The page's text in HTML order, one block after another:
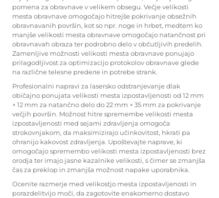
pomena za obravnave v velikem obsegu. Večje velikosti
mesta obravnave omogočajo hitrejše pokrivanje obsežnih
obravnavanih površin, kot so npr. noge in hrbet, medtem ko
manjše velikosti mesta obravnave omogočajo natančnost pri
obravnavah obraza ter podrobno delo v občutljivih predelih.
Zamenljive možnosti velikosti mesta obravnave ponujajo
prilagodljivost za optimizacijo protokolov obravnave glede
na različne telesne predеле in potrebe strank.
Profesionalni napravi za lasersko odstranjevanje dlak
običajno ponujata velikosti mesta izpostavljenosti od 12 mm
× 12 mm za natančno delo do 22 mm × 35 mm za pokrivanje
večjih površin. Možnost hitre spremembe velikosti mesta
izpostavljenosti med sejami zdravljenja omogoča
strokovnjakom, da maksimizirajo učinkovitost, hkrati pa
ohranijo kakovost zdravljenja. Upoštevajte naprave, ki
omogočajo spremembo velikosti mesta izpostavljenosti brez
orodja ter imajo jasne kazalnike velikosti, s čimer se zmanjša
čas za preklop in zmanjša možnost napake uporabnika.
Ocenite razmerje med velikostjo mesta izpostavljenosti in
porazdelitvijo moči, da zagotovite enakomerno dostavo